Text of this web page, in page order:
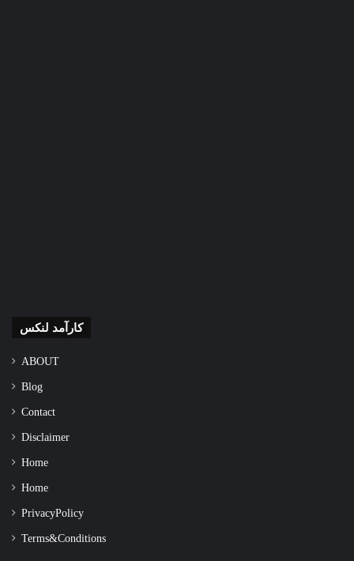
کارآمد لنکس
ABOUT
Blog
Contact
Disclaimer
Home
Home
Privacy Policy
Terms & Conditions